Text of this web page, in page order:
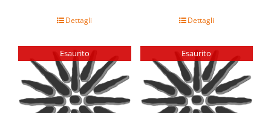
Dettagli Dettagli
Esaurito Esaurito